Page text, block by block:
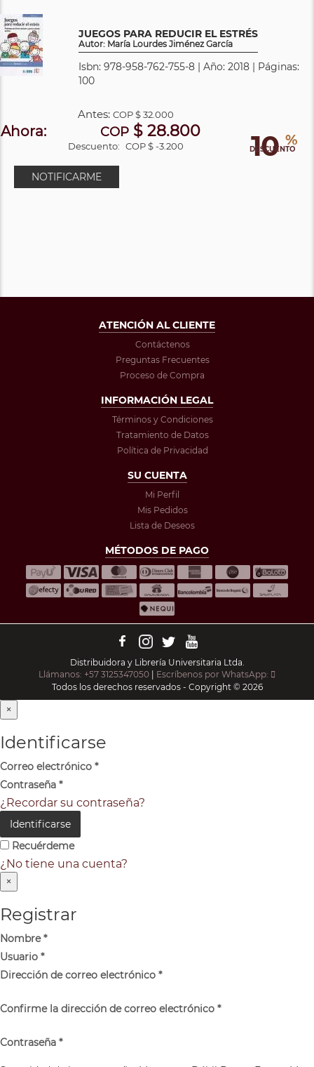
JUEGOS PARA REDUCIR EL ESTRÉS
Autor: María Lourdes Jiménez García
Isbn: 978-958-762-755-8 | Año: 2018 | Páginas:
100
10 %
DESCUENTO
Antes: COP$ 32.000
Ahora: COP$ 28.800
Descuento: COP $ -3.200
NOTIFICARME
ATENCIÓN AL CLIENTE
Contáctenos
Preguntas Frecuentes
Proceso de Compra
INFORMACIÓN LEGAL
Términos y Condiciones
Tratamiento de Datos
Política de Privacidad
SU CUENTA
Mi Perfil
Mis Pedidos
Lista de Deseos
MÉTODOS DE PAGO
Distribuidora y Librería Universitaria Ltda.
Llámanos: +57 3125347050 | Escríbenos por WhatsApp:
Todos los derechos reservados - Copyright © 2026
×
Identificarse
Correo electrónico *
Contraseña *
¿Recordar su contraseña?
Identificarse
Recuérdeme
¿No tiene una cuenta?
×
Registrar
Nombre*
Usuario *
Dirección de correo electrónico *
Confirme la dirección de correo electrónico *
Contraseña *